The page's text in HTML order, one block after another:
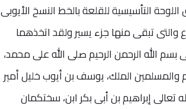
التأسيسية للقلعة بالخط النسخ الأيوبى
والتى تبقى منها جزء يسير ولقد اتخذهما
بسم الله الرحمن الرحيم صلى الله على محمد،
والمسلمين الملك، يوسف بن أيوب خليل أمير
تعالى إبراهيم بن أبى بكر ابن، سختكمان